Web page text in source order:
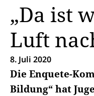
„Da ist
Luft
8. Juli 2020
Die Enquete-
Bildung“ hat